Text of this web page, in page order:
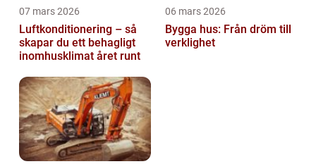
07 mars 2026
Luftkonditionering – så
skapar du ett behagligt
inomhusklimat året runt
06 mars 2026
Bygga hus: Från dröm till
verklighet